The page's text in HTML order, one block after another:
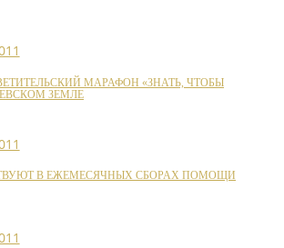
МАРАФОН «ЗНАТЬ, ЧТОБЫ
ЗЕМЛЕ
В ЕЖЕМЕСЯЧНЫХ СБОРАХ ПОМОЩИ